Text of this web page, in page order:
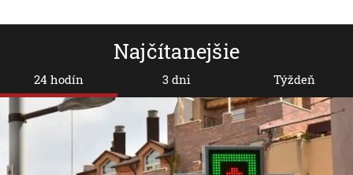
Najčítanejšie
24 hodín 3 dni Týždeň